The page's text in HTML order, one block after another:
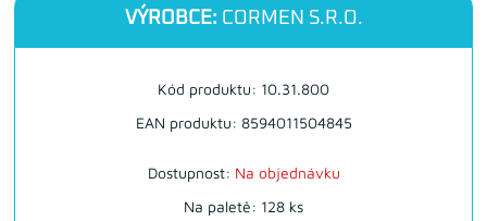
VÝROBCE: CORMEN S.R.O.
Kód produktu: 10.31.800
EAN produktu: 8594011504845
Dostupnost: Na objednávku
Na paletě: 128 ks